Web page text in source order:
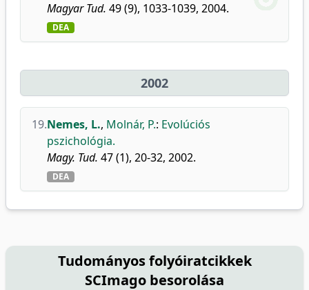
Magyar Tud. 49 (9), 1033-1039, 2004.
DEA
2002
19.Nemes, L., Molnár, P.: Evolúciós
pszichológia.
Magy. Tud. 47 (1), 20-32, 2002.
DEA
Tudományos folyóiratcikkek
SCImago besorolása